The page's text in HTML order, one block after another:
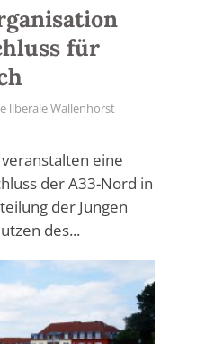
für
liberale Wallenhorst
eine
der A33-Nord in
der Jungen
des...